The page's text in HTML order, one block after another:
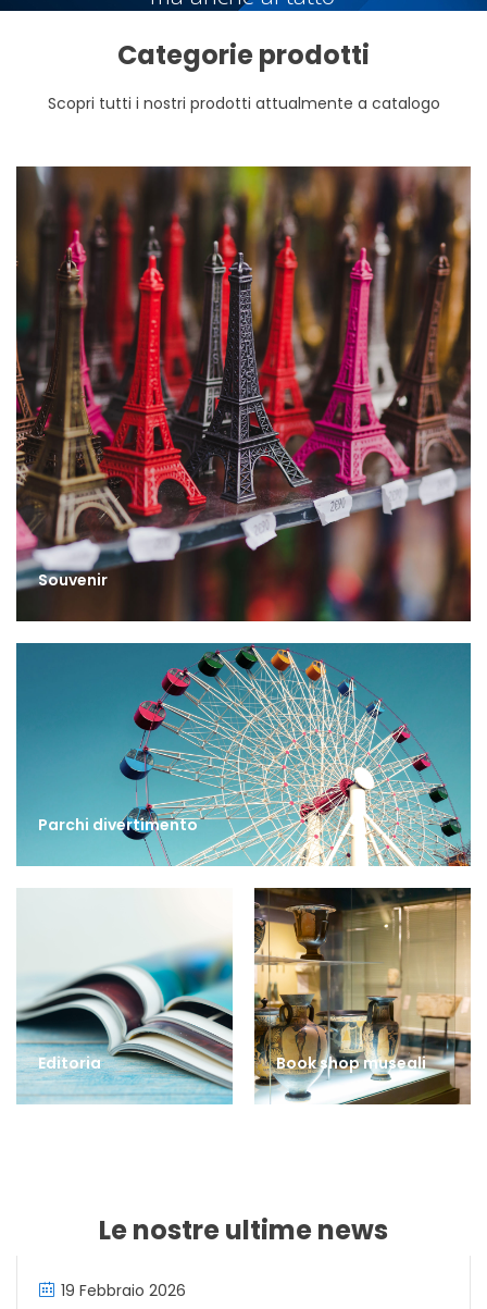
Categorie prodotti
Scopri tutti i nostri prodotti attualmente a catalogo
Souvenir
Parchi divertimento
Editoria Book shop museali
Le nostre ultime news
19 Febbraio 2026